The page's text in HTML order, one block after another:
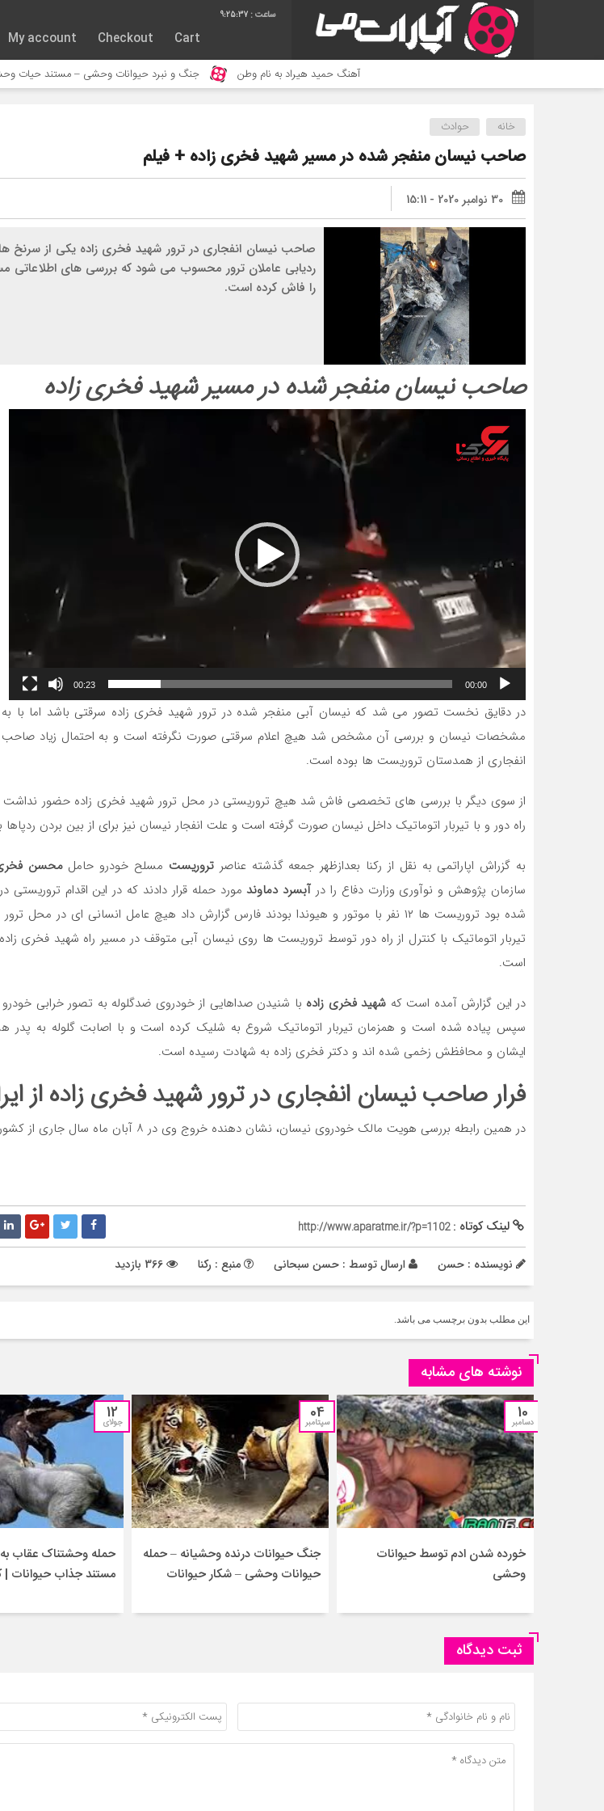
9:25:37
Cart
Checkout
My account
آهنگ حمید هیراد به نام وطن جنگ و نبرد حیوانات وحشی – مستند حیات وحش
خانه حوادث
صاحب نیسان منفجر شده در مسیر شهید فخری زاده + فیلم
30 نوامبر 2020 - 15:11
صاحب نیسان انفجاری در ترور شهید فخری زاده یکی از سرنخ
ردیابی عاملان ترور محسوب می شود که بررسی های اطلاعاتی
را فاش کرده است.
صاحب نیسان منفجر شده در مسیر شهید فخری زاده
ویدیو
00:00
00:23
در دقایق نخست تصور می شد که نیسان آبی منفجر شده در ترور شهید فخری زاده سرقتی باشد اما با
مشخصات نیسان و بررسی آن مشخص شد هیچ اعلام سرقتی صورت نگرفته است و به احتمال زیاد صاحب
انفجاری از همدستان تروریست ها بوده است.
از سوی دیگر با بررسی های تخصصی فاش شد هیچ تروریستی در محل ترور شهید فخری زاده حضور نداشت و
راه دور و با تیربار اتوماتیک داخل نیسان صورت گرفته است و علت انفجار نیسان نیز برای از بین بردن
به گزراش اپاراتمی به نقل از رکنا بعدازظهر جمعه گذشته عناصرتروریست مسلح خودرو حاملمحسن
سازمان پژوهش و نوآوری وزارت دفاع را در آبسرد دماوندمورد حمله قرار دادند که در این اقدام تروریستی
شده بود تروریست ها ۱۲ نفر با موتور و هیوندا بودند فارس گزارش داد هیچ عامل انسانی ای در محل
تیربار اتوماتیک با کنترل از راه دور توسط تروریست ها روی نیسان آبی متوقف در مسیر راه شهید فخری
است.
در این گزارش آمده است که شهید فخری زاده با شنیدن صداهایی از خودروی ضدگلوله به تصور خرابی
سپس پیاده شده است و همزمان تیربار اتوماتیک شروع به شلیک کرده است و با اصابت گلوله به پدر
ایشان و محافظش زخمی شده اند و دکتر فخری زاده به شهادت رسیده است.
فرار صاحب نیسان انفجاری در ترور شهید فخری زاده از
در همین رابطه بررسی هویت مالک خودروی نیسان، نشان دهنده خروج وی در ۸ آبان ماه سال جاری از کشور است.
لینک کوتاه :http://www.aparatme.ir/?p=1102
نویسنده : حسن ارسال توسط : حسن سبحانی منبع : رکنا
این مطلب بدون برچسب می باشد.
نوشته های مشابه
10
دسامبر
خورده شدن ادم توسط حیوانات
وحشی
04
سپتامبر
جنگ حیوانات درنده وحشیانه – حمله
حیوانات وحشی – شکار حیوانات
12
جولای
حمله وحشتناک عقاب
مستند جذاب حیوانات |
ثبت دیدگاه